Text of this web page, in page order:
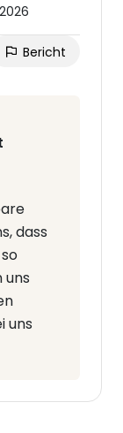
Bericht
dass
uns
uns